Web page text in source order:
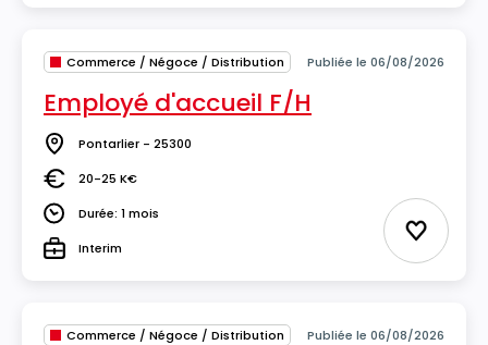
Commerce / Négoce / Distribution Publiée le 06/08/2026
Employé d'accueil F/H
Lieu Pontarlier - 25300
Salaire20-25 K€
DuréeDurée: 1 mois
TypeInterim Ajouter
Commerce / Négoce / Distribution Publiée le 06/08/2026